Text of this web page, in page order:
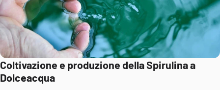
Coltivazione e produzione della Spirulina a
Dolceacqua